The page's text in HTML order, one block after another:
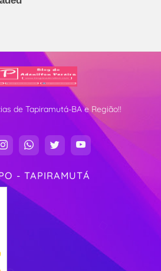
de Tapiramutá-BA e Região!!
- TAPIRAMUTÁ